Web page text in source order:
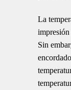
La
impresión
Sin